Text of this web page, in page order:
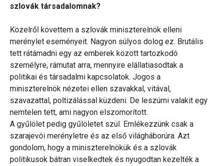
szlovák társadalomnak?
Közelről követtem a szlovák miniszterelnök elleni
merénylet eseményeit. Nagyon súlyos dolog ez. Brutális
tett rátámadni egy az emberek között tartozkodó
személyre, rámutat arra, mennyire elállatiasodtak a
politikai és társadalmi kapcsolatok. Jogos a
miniszterelnök nézetei ellen szavakkal, vitával,
szavazattal, poltizálással küzdeni. De leszúrni valakit egy
nemtelen tett, ami nagyon elszomorított.
A gyűlölet pedig gyűlöletet szül. Emlékezzünk csak a
szarajevói merényletre és az első világháborúra. Azt
gondolom, hogy a miniszterelnökük és a szlovák
politikusok bátran viselkedtek és nyugodtan kezelték a